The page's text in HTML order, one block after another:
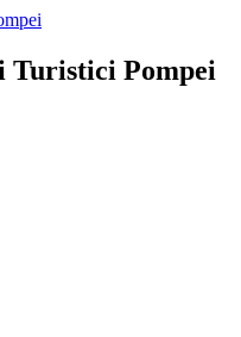
Turistici Pompei